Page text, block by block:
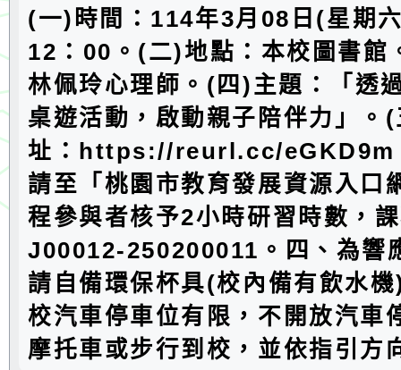
(一)時間：114年3月08日(星期
12：00。(二)地點：本校圖書館
林佩玲心理師。(四)主題：「透
桌遊活動，啟動親子陪伴力」。
址：https://reurl.cc/eGKD9m
請至「桃園市教育發展資源入口
程參與者核予2小時研習時數，
J00012-250200011。四、為響
請自備環保杯具(校內備有飲水
校汽車停車位有限，不開放汽車
摩托車或步行到校，並依指引方